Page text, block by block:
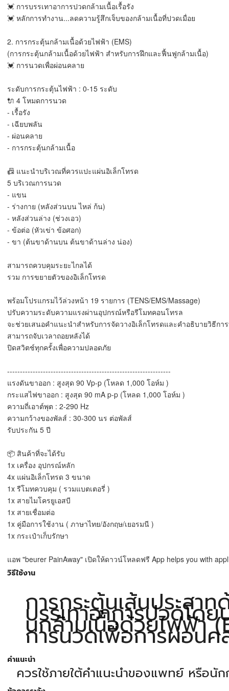
💓 การบรรเทาอาการปวดกล้ามเนื้อเรื้อรัง
💓 หลักการทำงาน...ลดความรู้สึกเจ็บของกล้ามเนื้อที่ปวดเมื่อย
2. การกระตุ้นกล้ามเนื้อด้วยไฟฟ้า (EMS)
(การกระตุ้นกล้ามเนื้อด้วยไฟฟ้า สำหรับการฝึกและฟื้นฟูกล้ามเนื้อ)
💓 การนวดเพื่อผ่อนคลาย
ระดับการกระตุ้นไฟฟ้า : 0-15 ระดับ
🔌 4 โหมดการนวด
- เรื้อรัง
- เฉียบพลัน
- ผ่อนคลาย
- การกระตุ้นกล้ามเนื้อ
📠 แนะนำบริเวณที่ควรแปะแผ่นอิเล็กโทรด
5 บริเวณการนวด
- แขน
- ร่างกาย (หลังส่วนบน ไหล่ ก้น)
- หลังส่วนล่าง (ช่วงเอว)
- ข้อต่อ (หัวเข่า ข้อศอก)
- ขา (ต้นขาด้านบน ต้นขาด้านล่าง น่อง)
สามารถควบคุมระยะไกลได้
รวม การขยายตัวของอิเล็กโทรด
พร้อมโปรแกรมไว้ล่วงหน้า 19 รายการ (TENS/EMS/Massage)
ปรับความระดับความแรงผ่านอุปกรณ์หรือรีโมทคอนโทรล
จะช่วยเสนอคำแนะนำสำหรับการจัดวางอิเล็กโทรดและคำอธิบายวิธีกา
สามารถจับเวลาถอยหลังได้
ปิดสวิตช์ทุกครั้งเพื่อความปลอดภัย
----------------------------------------------------------------
แรงดันขาออก : สูงสุด 90 Vp-p (โหลด 1,000 โอห์ม )
กระแสไฟขาออก : สูงสุด 90 mA p-p (โหลด 1,000 โอห์ม )
ความถี่เอาต์พุต : 2-290 Hz
ความกว้างของพัลส์ : 30-300 นร ต่อพัลส์
รับประกัน 5 ปี
📦 สินค้าที่จะได้รับ
1x เครื่อง อุปกรณ์หลัก
4x แผ่นอิเล็กโทรด 3 ขนาด
1x รีโมทควบคุม ( รวมแบตเตอรี่ )
1x สายไมโครยูเอสบี
1x สายเชื่อมต่อ
1x คู่มือการใช้งาน ( ภาษาไทย/อังกฤษ/เยอรมนี )
1x กระเป๋าเก็บรักษา
แอพ "beurer PainAway" เปิดให้ดาวน์โหลดฟรี App helps you with
วิธีใช้งาน
การกระตุ้นเส้นประสา
บรรเทาอาการปวดโด
นกล้ามเนื้อด้วยไฟฟ้า
การนวดเพื่อการผ่อน
คำแนะนำ
ควรใช้ภายใต้คำแนะนำของแพทย์ หรือนั